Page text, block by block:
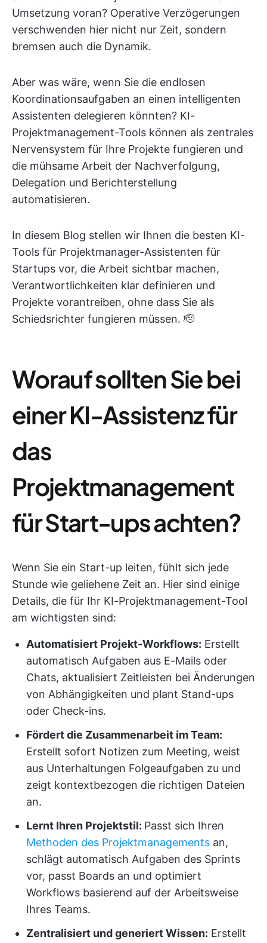
Umsetzung voran? Operative Verzögerungen
verschwenden hier nicht nur Zeit, sondern
bremsen auch die Dynamik.
Aber was wäre, wenn Sie die endlosen
Koordinationsaufgaben an einen intelligenten
Assistenten delegieren könnten? KI-
Projektmanagement-Tools können als zentrales
Nervensystem für Ihre Projekte fungieren und
die mühsame Arbeit der Nachverfolgung,
Delegation und Berichterstellung
automatisieren.
In diesem Blog stellen wir Ihnen die besten KI-
Tools für Projektmanager-Assistenten für
Startups vor, die Arbeit sichtbar machen,
Verantwortlichkeiten klar definieren und
Projekte vorantreiben, ohne dass Sie als
Schiedsrichter fungieren müssen. 🫡
Worauf sollten Sie bei
einer KI-Assistenz für
das
Projektmanagement
für Start-ups achten?
Wenn Sie ein Start-up leiten, fühlt sich jede
Stunde wie geliehene Zeit an. Hier sind einige
Details, die für Ihr KI-Projektmanagement-Tool
am wichtigsten sind:
Automatisiert Projekt-Workflows: Erstellt
automatisch Aufgaben aus E-Mails oder
Chats, aktualisiert Zeitleisten bei Änderungen
von Abhängigkeiten und plant Stand-ups
oder Check-ins.
Fördert die Zusammenarbeit im Team:
Erstellt sofort Notizen zum Meeting, weist
aus Unterhaltungen Folgeaufgaben zu und
zeigt kontextbezogen die richtigen Dateien
an.
Lernt Ihren Projektstil: Passt sich Ihren
Methoden des Projektmanagements an,
schlägt automatisch Aufgaben des Sprints
vor, passt Boards an und optimiert
Workflows basierend auf der Arbeitsweise
Ihres Teams.
Zentralisiert und generiert Wissen: Erstellt